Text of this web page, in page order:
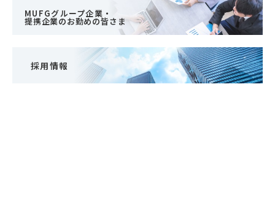
MUFGグループ企業・
提携企業のお勤めの皆さま
採用情報